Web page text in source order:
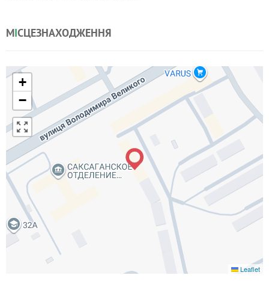
МІСЦЕЗНАХОДЖЕННЯ
+
−
Leaflet